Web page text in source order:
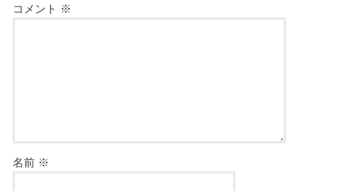
コメント ※
名前 ※